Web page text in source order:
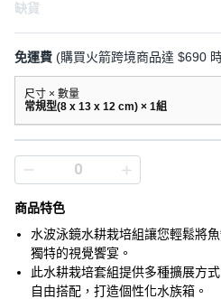
缺貨
免運費 (購買火箭跨境商品達 $690
尺寸 × 數量
常規型(8 x 13 x 12 cm) × 1組
商品特色
水波泳鏡水耕栽培組讓您輕鬆將
獨特的視覺饗宴。
此水耕栽培套組提供多種擴展方
自由搭配，打造個性化水族箱。